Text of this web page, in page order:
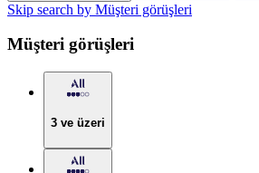
Skip search by Müşteri görüşleri
Müşteri görüşleri
3 ve üzeri